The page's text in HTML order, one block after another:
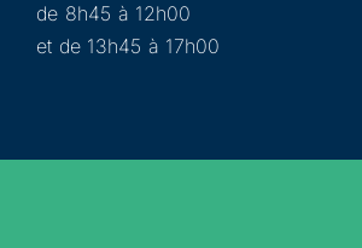
de 8h45 à 12h00
et de 13h45 à 17h00